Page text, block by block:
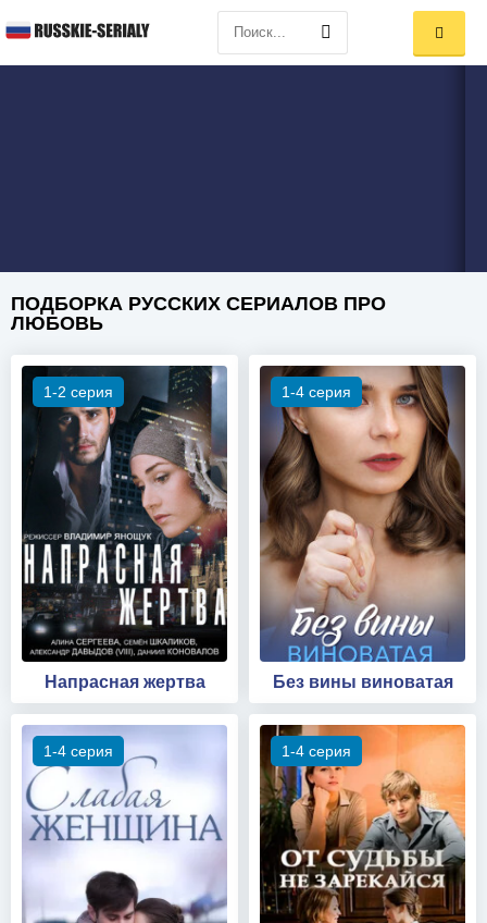
ПОДБОРКА РУССКИХ СЕРИАЛОВ ПРО
ЛЮБОВЬ
1-2 серия
Напрасная жертва
1-4 серия
Без вины виноватая
1-4 серия 1-4 серия